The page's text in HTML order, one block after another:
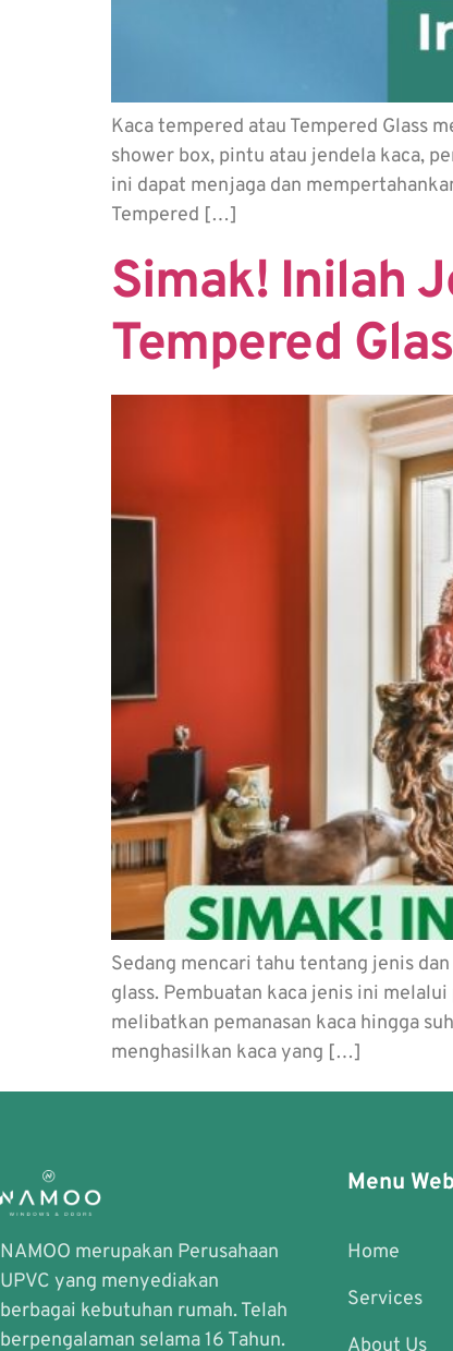
Kaca tempered atau Tempered Glass
shower box, pintu atau jendela kaca,
ini dapat menjaga dan
Tempered […]
Simak! Inilah
Tempered
Sedang mencari tahu tentang jenis
glass. Pembuatan kaca jenis ini
melibatkan pemanasan kaca hingga
menghasilkan kaca yang […]
NAMOO merupakan Perusahaan
UPVC yang menyediakan
berbagai kebutuhan rumah. Telah
berpengalaman selama 16 Tahun.
Menu
Home
Services